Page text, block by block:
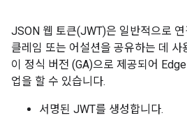
JSON 웹 토큰(JWT)은 일반적으로
클레임 또는 어설션을 공유하는 데 사
이 정식 버전 (GA)으로 제공되어
업을 할 수 있습니다.
서명된 JWT를 생성합니다.